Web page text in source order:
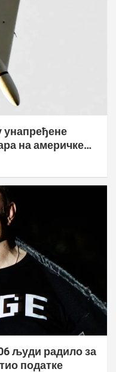
унапређене
на америчке
људи радило за
податке